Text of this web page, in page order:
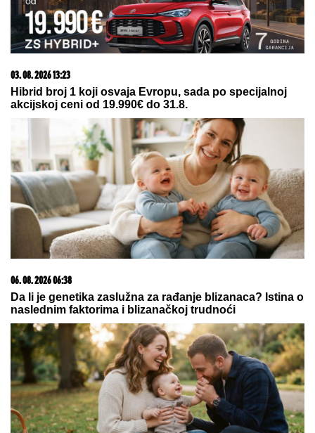
(FOTO) BELI LJILJANI I BELI KOVČEG ZA UBIJENU
LJUDMILUPorodica ispratila Ruskinju koju je
ugušio turski državljanin u Borči: Sveštenik držao
opelo na Lešću
ZLATA, RODNA KUĆA KEMIŠA
PROPADA:Meštani otkrili detalje
porodične drame u Grabovcu